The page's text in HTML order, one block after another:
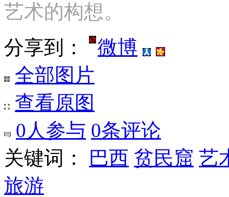
艺术的构想。
分享到：
微博
全部图片
查看原图
0 人参与 0条评论
关键词： 巴西 贫民窟 艺
旅游